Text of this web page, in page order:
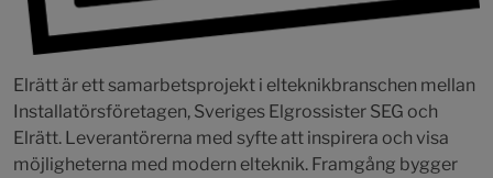
Elrätt är ett samarbetsprojekt i elteknikbranschen mellan
Installatörsföretagen, Sveriges Elgrossister SEG och
Elrätt. Leverantörerna med syfte att inspirera och visa
möjligheterna med modern elteknik. Framgång bygger